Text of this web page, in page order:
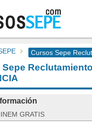
Cursos Sepe
GRATIS